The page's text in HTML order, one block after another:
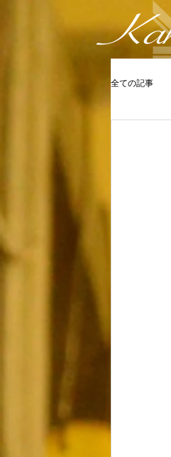
全ての記事